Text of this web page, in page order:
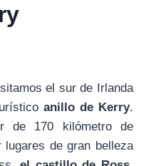
el sur de Irlanda
anillo de Kerry.
de 170 kilómetro de
de gran belleza